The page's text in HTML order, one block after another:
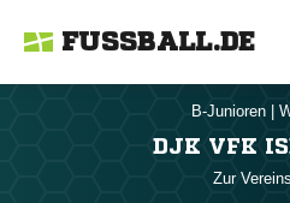
FUSSBALL.DE
B-Junioren
DJK VFK
Zur